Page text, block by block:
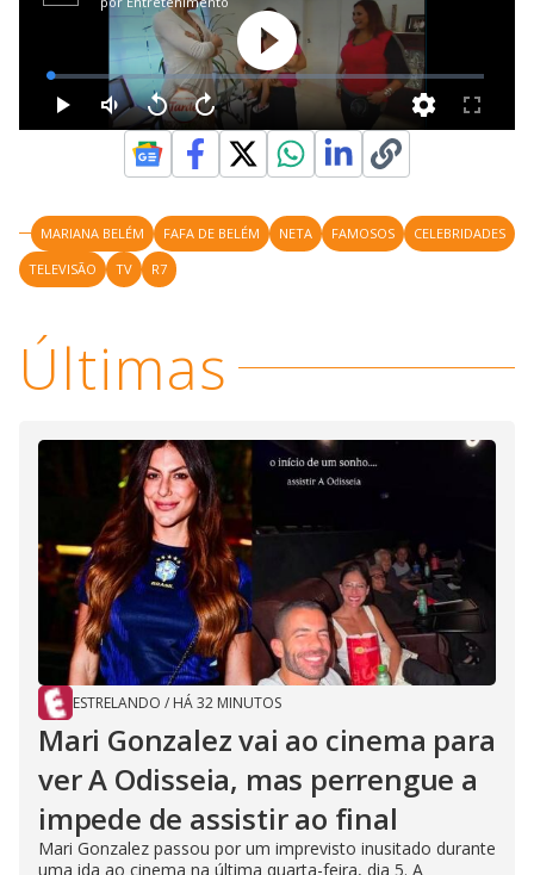
MARIANA BELÉM FAFA DE BELÉM NETA FAMOSOS
CELEBRIDADES
TELEVISÃO
TV R7
Últimas
ESTRELANDO / HÁ 32 MINUTOS
Mari Gonzalez vai ao cinema para
ver A Odisseia, mas perrengue a
impede de assistir ao final
Mari Gonzalez passou por um imprevisto inusitado durante
uma ida ao cinema na última quarta-feira, dia 5. A